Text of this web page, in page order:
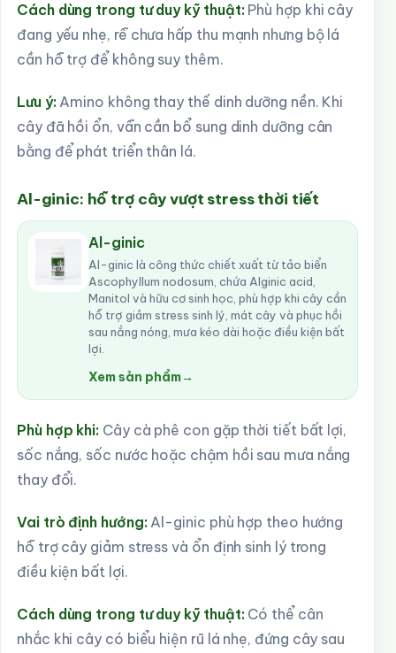
Cách dùng trong tư duy kỹ thuật:Phù hợp khi cây
đang yếu nhẹ, rễ chưa hấp thu mạnh nhưng bộ lá
cần hỗ trợ để không suy thêm.
Lưu ý:Amino không thay thế dinh dưỡng nền. Khi
cây đã hồi ổn, vẫn cần bổ sung dinh dưỡng cân
bằng để phát triển thân lá.
Al-ginic: hỗ trợ cây vượt stress thời tiết
Al-ginic
Al-ginic là công thức chiết xuất từ tảo biển
Ascophyllum nodosum, chứa Alginic acid,
Manitol và hữu cơ sinh học, phù hợp khi cây cần
hỗ trợ giảm stress sinh lý, mát cây và phục hồi
sau nắng nóng, mưa kéo dài hoặc điều kiện bất
lợi.
Xem sản phẩm→
Phù hợp khi: Cây cà phê con gặp thời tiết bất lợi,
sốc nắng, sốc nước hoặc chậm hồi sau mưa nắng
thay đổi.
Vai trò định hướng:Al-ginic phù hợp theo hướng
hỗ trợ cây giảm stress và ổn định sinh lý trong
điều kiện bất lợi.
Cách dùng trong tư duy kỹ thuật:Có thể cân
nhắc khi cây có biểu hiện rũ lá nhẹ, đứng cây sau